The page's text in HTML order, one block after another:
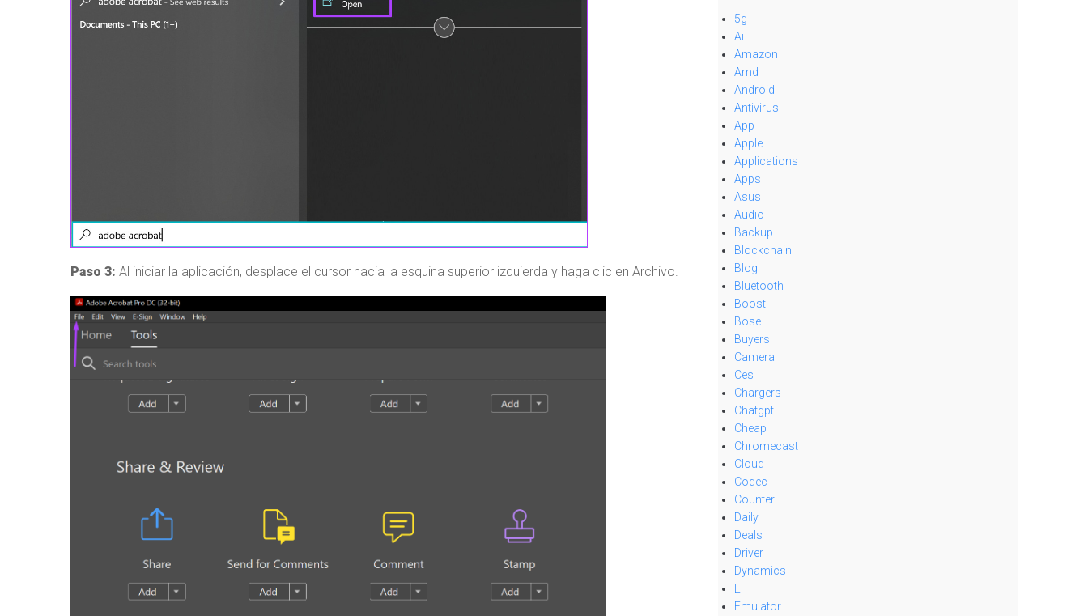
Paso 3: Al iniciar la aplicación, desplace el cursor hacia la esquina superior izquierda y haga clic en Archivo.
5g
Ai
Amazon
Amd
Android
Antivirus
App
Apple
Applications
Apps
Asus
Audio
Backup
Blockchain
Blog
Bluetooth
Boost
Bose
Buyers
Camera
Ces
Chargers
Chatgpt
Cheap
Chromecast
Cloud
Codec
Counter
Daily
Deals
Driver
Dynamics
E
Emulator